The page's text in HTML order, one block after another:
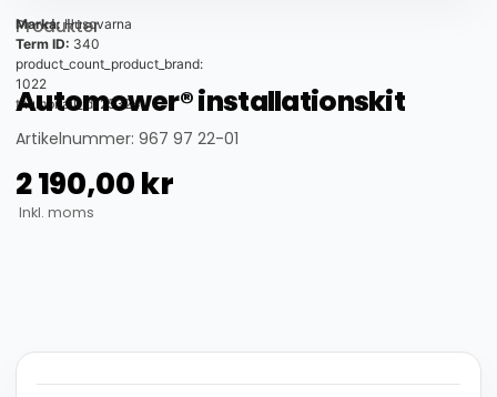
Produkter
Marka: Husqvarna
Term ID: 340
product_count_product_brand:
1022
thumbnail_id: 25324
Automower® installationskit
Artikelnummer: 967 97 22-01
2 190,00kr
Inkl. moms